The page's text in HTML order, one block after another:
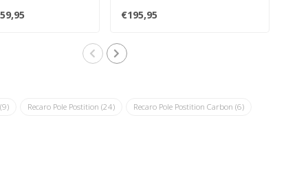
€195,95
(9) Recaro Pole Postition(24) Recaro Pole Postition Carbon(6)